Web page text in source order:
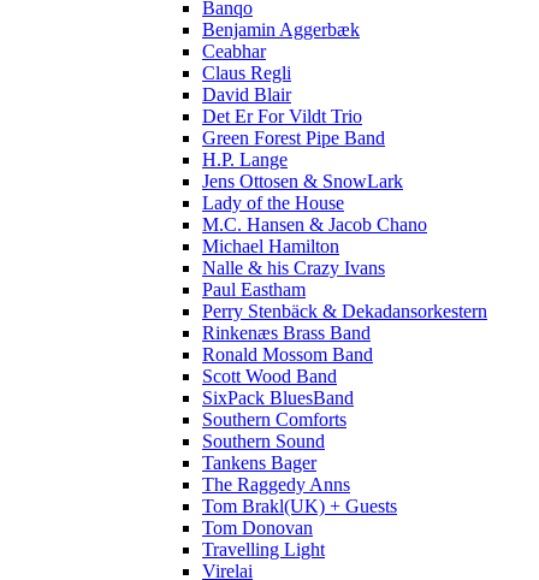
Banqo
Benjamin Aggerbæk
Ceabhar
Claus Regli
David Blair
Det Er For Vildt Trio
Green Forest Pipe Band
H.P. Lange
Jens Ottosen & SnowLark
Lady of the House
M.C. Hansen & Jacob Chano
Michael Hamilton
Nalle & his Crazy Ivans
Paul Eastham
Perry Stenbäck & Dekadansorkestern
Rinkenæs Brass Band
Ronald Mossom Band
Scott Wood Band
SixPack BluesBand
Southern Comforts
Southern Sound
Tankens Bager
The Raggedy Anns
Tom Brakl(UK) + Guests
Tom Donovan
Travelling Light
Virelai